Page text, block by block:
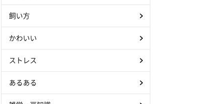
飼い方
かわいい
ストレス
あるある